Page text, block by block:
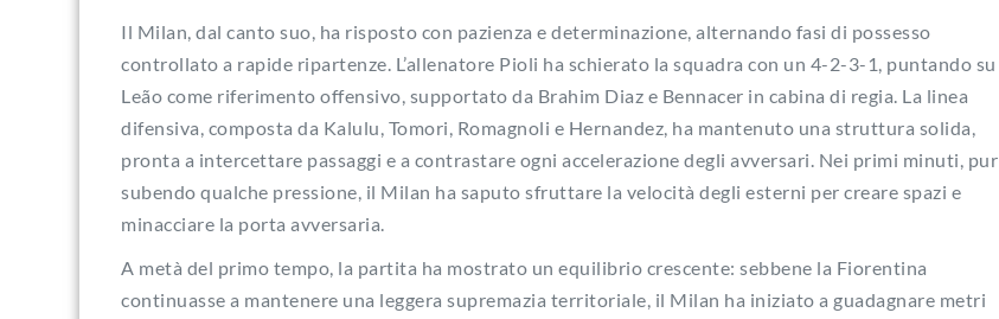
Il Milan, dal canto suo, ha risposto con pazienza e determinazione, alternando fasi di possesso
controllato a rapide ripartenze. L’allenatore Pioli ha schierato la squadra con un 4-2-3-1, puntando su
Leão come riferimento offensivo, supportato da Brahim Diaz e Bennacer in cabina di regia. La linea
difensiva, composta da Kalulu, Tomori, Romagnoli e Hernandez, ha mantenuto una struttura solida,
pronta a intercettare passaggi e a contrastare ogni accelerazione degli avversari. Nei primi minuti, pur
subendo qualche pressione, il Milan ha saputo sfruttare la velocità degli esterni per creare spazi e
minacciare la porta avversaria.
A metà del primo tempo, la partita ha mostrato un equilibrio crescente: sebbene la Fiorentina
continuasse a mantenere una leggera supremazia territoriale, il Milan ha iniziato a guadagnare metri